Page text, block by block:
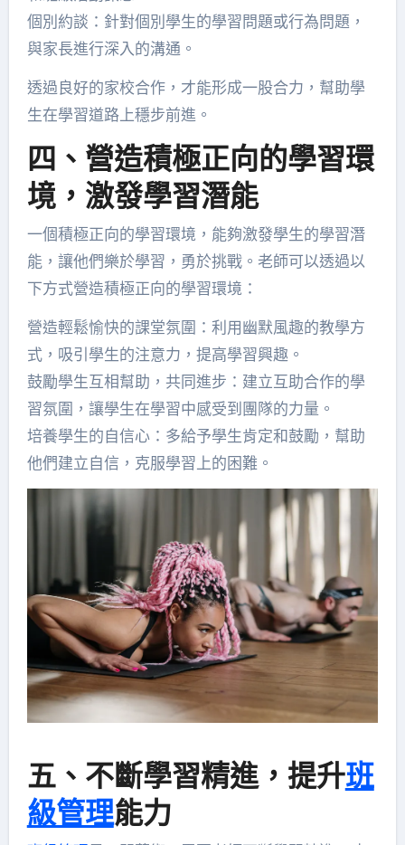
個別約談：針對個別學生的學習問題或行為問題，
與家長進行深入的溝通。
透過良好的家校合作，才能形成一股合力，幫助學
生在學習道路上穩步前進。
四、營造積極正向的學習環
境，激發學習潛能
一個積極正向的學習環境，能夠激發學生的學習潛
能，讓他們樂於學習，勇於挑戰。老師可以透過以
下方式營造積極正向的學習環境：
營造輕鬆愉快的課堂氛圍：利用幽默風趣的教學方
式，吸引學生的注意力，提高學習興趣。
鼓勵學生互相幫助，共同進步：建立互助合作的學
習氛圍，讓學生在學習中感受到團隊的力量。
培養學生的自信心：多給予學生肯定和鼓勵，幫助
他們建立自信，克服學習上的困難。
五、不斷學習精進，提升班
級管理能力